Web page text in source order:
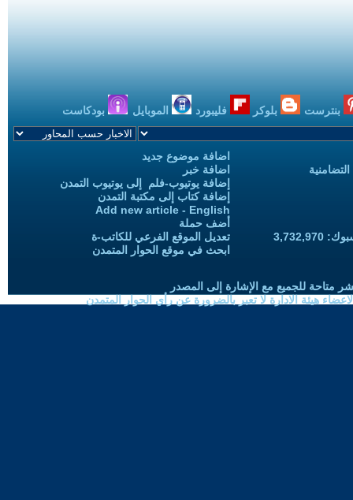
بنترست بلوكر فليبورد الموبايل بودكاست
اضافة موضوع جديد
اضافة خبر
إضافة يوتيوب-فلم إلى يوتيوب التمدن
إضافة كتاب إلى مكتبة التمدن
Add new article - English
أضف حملة
تعديل الموقع الفرعي للكاتب-ة
ابحث في موقع الحوار المتمدن
متاحة للجميع مع الإشارة إلى المصدر
هيئة الادارة لا تعبر بالضرورة عن رأي الحوار المتمدن